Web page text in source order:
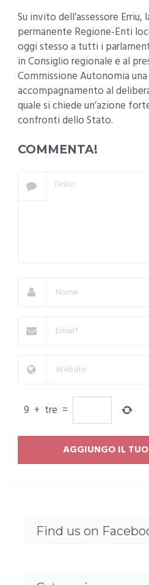
Su invito dell’assessore Erriu,
permanente Regione-Enti
oggi stesso a tutti i
in Consiglio regionale e al
Commissione Autonomia
accompagnamento al
quale si chiede un’azione
confronti dello Stato.
COMMENTA!
9 + tre =
Find us on